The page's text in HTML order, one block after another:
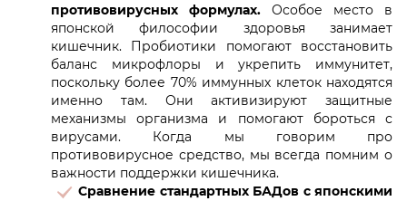
противовирусных формулах. Особое место в
японской философии здоровья занимает
кишечник. Пробиотики помогают восстановить
баланс микрофлоры и укрепить иммунитет,
поскольку более 70% иммунных клеток находятся
именно там. Они активизируют защитные
механизмы организма и помогают бороться с
вирусами. Когда мы говорим про
противовирусное средство, мы всегда помним о
важности поддержки кишечника.
Сравнение стандартных БАДов с японскими